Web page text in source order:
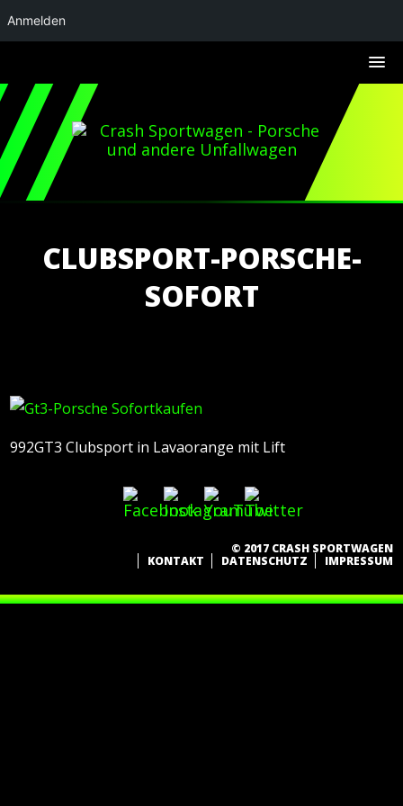
CLUBSPORT-PORSCHE-
SOFORT
992GT3 Clubsport in Lavaorange mit Lift
© 2017 CRASH SPORTWAGEN
KONTAKT
DATENSCHUTZ IMPRESSUM
Anmelden